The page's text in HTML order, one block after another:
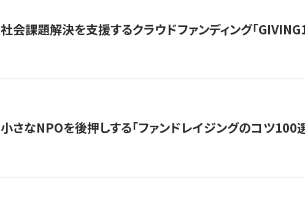
社会課題解決を支援するクラウドファンディング「
小さなNPOを後押しする「ファンドレイジングのコツ100